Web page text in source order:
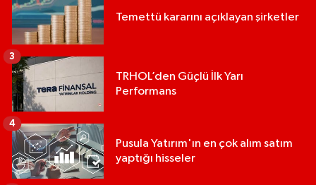
Temettü kararını açıklayan şirketler
TRHOL’den Güçlü İlk Yarı
Performans
3
Pusula Yatırım'ın en çok alım satım
yaptığı hisseler
4